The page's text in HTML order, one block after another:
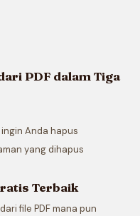
PDF dalam Tiga
Anda hapus
yang dihapus
Terbaik
file PDF mana pun